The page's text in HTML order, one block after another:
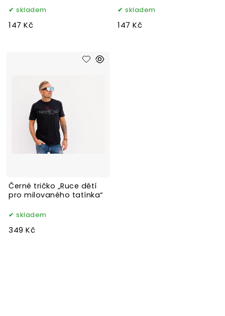
skladem
147 Kč
skladem
147 Kč
Černé tričko „Ruce dětí
pro milovaného tatínka“
skladem
349 Kč